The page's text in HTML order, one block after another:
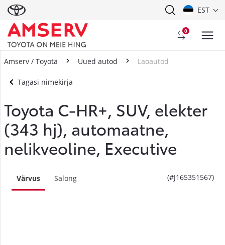
EST
0
Amserv / Toyota Uued autod Laoautod
Tagasi nimekirja
Toyota C-HR+, SUV, elekter
(343 hj), automaatne,
nelikveoline, Executive
(#J165351567)
Värvus Salong